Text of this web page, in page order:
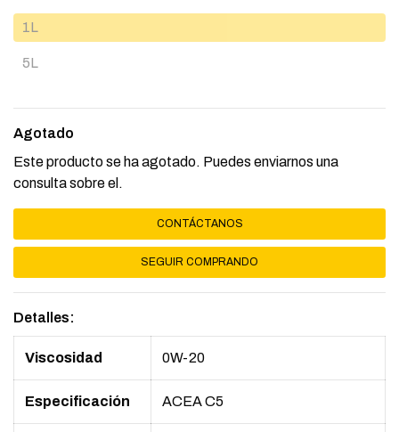
1L
5L
Agotado
Este producto se ha agotado. Puedes enviarnos una
consulta sobre el.
CONTÁCTANOS
SEGUIR COMPRANDO
Detalles:
Viscosidad 0W-20
Especificación ACEA C5